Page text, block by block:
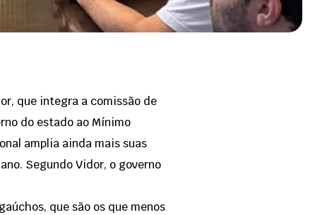
que integra a comissão de
do estado ao Mínimo
amplia ainda mais suas
Segundo Vidor, o governo
que são os que menos